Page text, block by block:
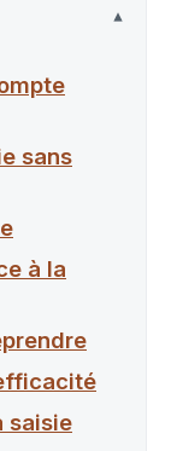
sans
à la
saisie